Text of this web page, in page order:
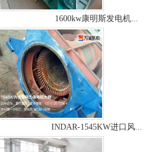
1600kw康明斯发电机...
INDAR-1545KW进口风...